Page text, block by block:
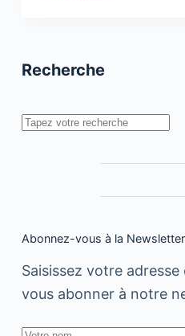
Recherche
Rechercher
Abonnez-vous à la Newsletter
Saisissez votre
vous abonner à notre